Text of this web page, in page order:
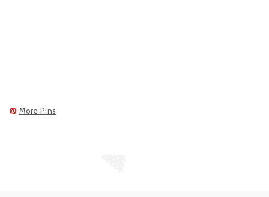
More Pins